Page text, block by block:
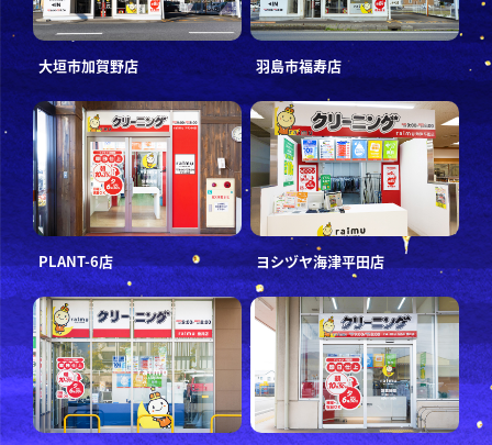
大垣市加賀野店 羽島市福寿店
PLANT-6店 ヨシヅヤ海津平田店